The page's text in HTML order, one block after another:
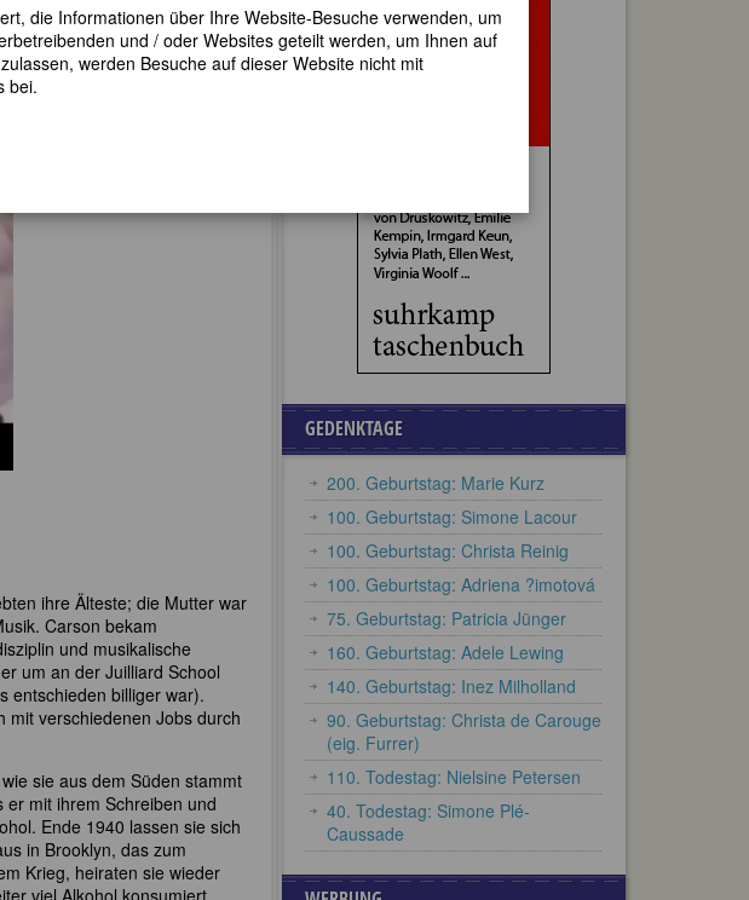
letzten RomanClock without
zu zwanzigmal um, denn
ihre Älteste; die Mutter war
Carson bekam
und musikalische
um an der Juilliard School
entschieden billiger war).
mit verschiedenen Jobs durch
sie aus dem Süden stammt
mit ihrem Schreiben und
Ende 1940 lassen sie sich
in Brooklyn, das zum
Krieg, heiraten sie wieder
GEDENKTAGE
200. Geburtstag: Marie Kurz
100. Geburtstag: Simone Lacour
100. Geburtstag: Christa Reinig
100. Geburtstag: Adriena ?imotová
75. Geburtstag: Patricia Jünger
160. Geburtstag: Adele Lewing
140. Geburtstag: Inez Milholland
90. Geburtstag: Christa de Carouge
(eig. Furrer)
110. Todestag: Nielsine Petersen
40. Todestag: Simone Plé-
Caussade
die Informationen über Ihre Website-Besuche verwenden, um
und / oder Websites geteilt werden, um Ihnen auf
werden Besuche auf dieser Website nicht mit
bei.